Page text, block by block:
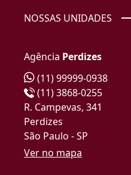
NOSSAS UNIDADES
Agência Perdizes
(11) 99999-0938
(11) 3868-0255
R. Campevas, 341
Perdizes
São Paulo - SP
Ver no mapa